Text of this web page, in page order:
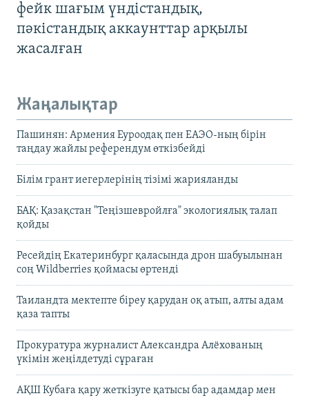
фейк шағым үндістандық,
пәкістандық аккаунттар арқылы
жасалған
Жаңалықтар
Пашинян: Армения Еуроодақ пен ЕАЭО-ның бірін
таңдау жайлы референдум өткізбейді
Білім грант иегерлерінің тізімі жарияланды
БАҚ: Қазақстан "Теңізшевройлға" экологиялық талап
қойды
Ресейдің Екатеринбург қаласында дрон шабуылынан
соң Wildberries қоймасы өртенді
Таиландта мектепте біреу қарудан оқ атып, алты адам
қаза тапты
Прокуратура журналист Александра Алёхованың
үкімін жеңілдетуді сұраған
АҚШ Кубаға қару жеткізуге қатысы бар адамдар мен